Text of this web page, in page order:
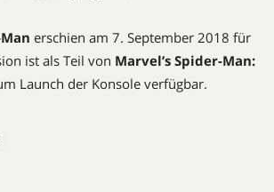
erschien am 7. September 2018 für
ist als Teil von Marvel’s Spider-Man:
Launch der Konsole verfügbar.